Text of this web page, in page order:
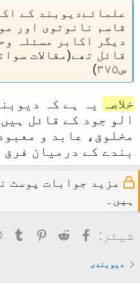
علمائےدیوبند کے
قاسم نانوتوی اور
دیگر اکابر مسئلہ
قائل تھے(مقالات
ص٣٧٥)
خلاصہ
يہ ہے کہ
الو جود کے قائل
مخلوق، عابد و
بندے کے درميان
مزید جوابات پوسٹ
ہیں۔
شیئر: Facebook
Reddit
دیوبندی